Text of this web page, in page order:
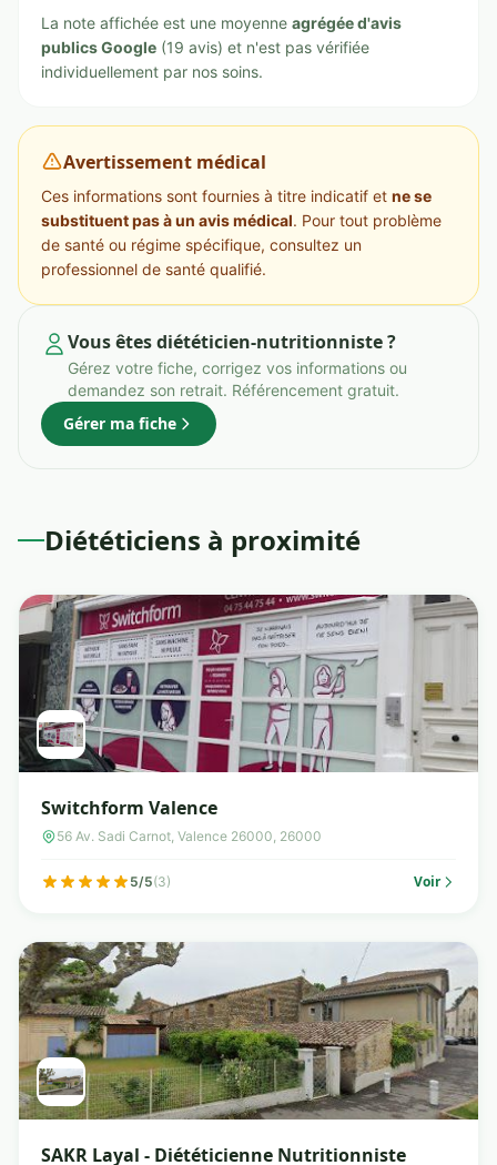
La note affichée est une moyenne agrégée d'avis
publics Google (19 avis) et n'est pas vérifiée
individuellement par nos soins.
Avertissement médical
Ces informations sont fournies à titre indicatif et ne se
substituent pas à un avis médical. Pour tout problème
de santé ou régime spécifique, consultez un
professionnel de santé qualifié.
Vous êtes diététicien-nutritionniste ?
Gérez votre fiche, corrigez vos informations ou
demandez son retrait. Référencement gratuit.
Gérer ma fiche
Diététiciens à proximité
Switchform Valence
56 Av. Sadi Carnot, Valence 26000, 26000
5/5(3) Voir
SAKR Layal - Diététicienne Nutritionniste